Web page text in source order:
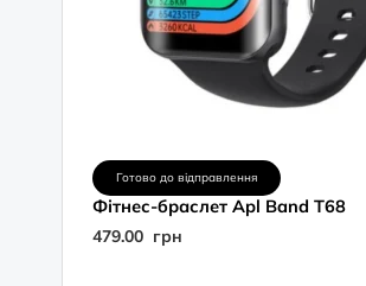
Готово до відправлення
Фітнес-браслет Apl Band T68
479.00 грн